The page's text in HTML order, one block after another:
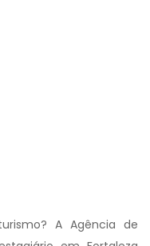
A Agência de